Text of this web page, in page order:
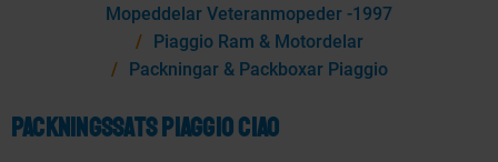
KANSKE NÅGON AV DESSA PRODUKTER KAN INTRESSERA
DIG?
Mopeddelar Veteranmopeder -1997
Piaggio Ram & Motordelar
Packningar & Packboxar Piaggio
Packningssats Piaggio Ciao